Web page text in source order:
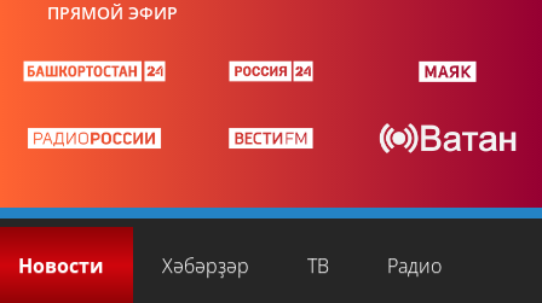
ПРЯМОЙ ЭФИР
Новости Хәбәрҙәр ТВ Радио